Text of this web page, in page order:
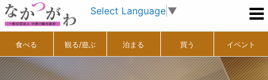
Select Language ▼
食べる 観る/遊ぶ 泊まる 買う イベント